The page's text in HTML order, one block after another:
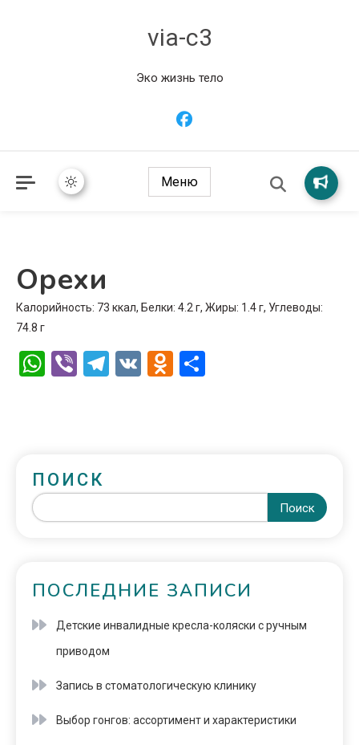
via-c3
Эко жизнь тело
Меню
Орехи
Калорийность: 73 ккал, Белки: 4.2 г, Жиры: 1.4 г, Углеводы:
74.8 г
WhatsApp
ViberTelegram
VK Odnoklassniki
ПОИСК
Поиск
ПОСЛЕДНИЕ ЗАПИСИ
Детские инвалидные кресла-коляски с ручным
приводом
Запись в стоматологическую клинику
Выбор гонгов: ассортимент и характеристики